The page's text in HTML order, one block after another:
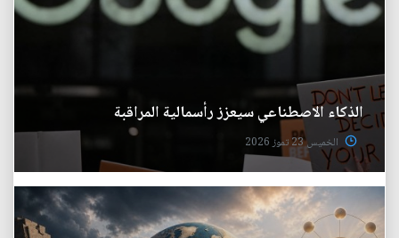
الذكاء الاصطناعي سيعزز رأسمالية المراقبة
الخميس 23 تموز 2026